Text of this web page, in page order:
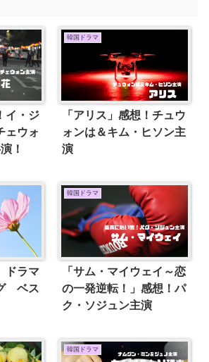
イ・ジ
ェウォ
！
韓国ドラマ
「アリス」感想！チュウ
ォンは＆キム・ヒソン主
演
ドラマ
ベス
韓国ドラマ
「サム・マイウェイ～恋
の一発逆転！」感想！パ
ク・ソジュン主演
韓国ドラマ